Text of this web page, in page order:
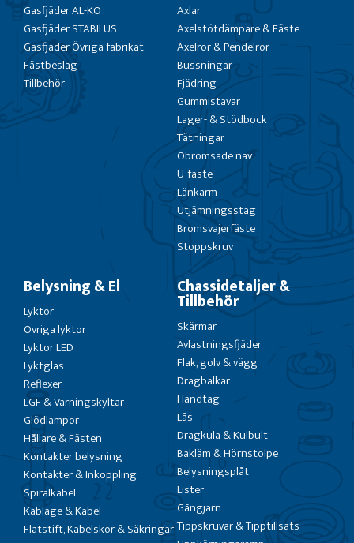
Gasfjäder AL-KO
Gasfjäder STABILUS
Gasfjäder Övriga fabrikat
Fästbeslag
Tillbehör
Axlar
Axelstötdämpare & Fäste
Axelrör & Pendelrör
Bussningar
Fjädring
Gummistavar
Lager- & Stödbock
Tätningar
Obromsade nav
U-fäste
Länkarm
Utjämningsstag
Bromsvajerfäste
Stoppskruv
Belysning & El
Lyktor
Övriga lyktor
Lyktor LED
Lyktglas
Reflexer
LGF & Varningskyltar
Glödlampor
Hållare & Fästen
Kontakter belysning
Kontakter & Inkoppling
Spiralkabel
Kablage & Kabel
Flatstift, Kabelskor & Säkringar
Chassidetaljer &
Tillbehör
Skärmar
Avlastningsfjäder
Flak, golv & vägg
Dragbalkar
Handtag
Lås
Dragkula & Kulbult
Bakläm & Hörnstolpe
Belysningsplåt
Lister
Gångjärn
Tippskruvar & Tipptillsats